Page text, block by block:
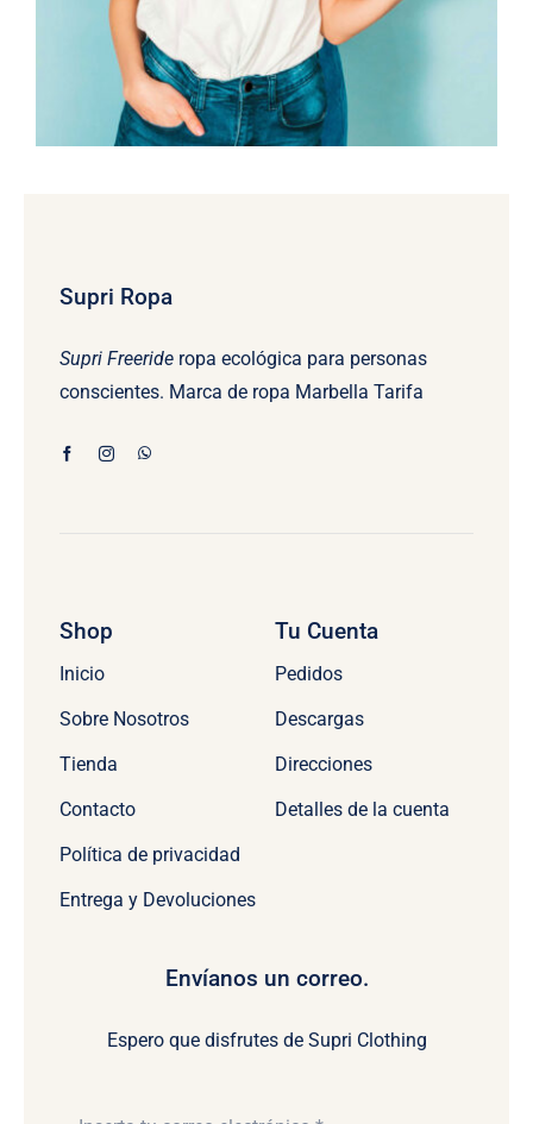
Supri Ropa
Supri Freerideropa ecológica para personas
conscientes. Marca de ropa Marbella Tarifa
Shop
Inicio
Sobre Nosotros
Tienda
Contacto
Política de privacidad
Entrega y Devoluciones
Tu Cuenta
Pedidos
Descargas
Direcciones
Detalles de la cuenta
Envíanos un correo.
Espero que disfrutes de Supri Clothing